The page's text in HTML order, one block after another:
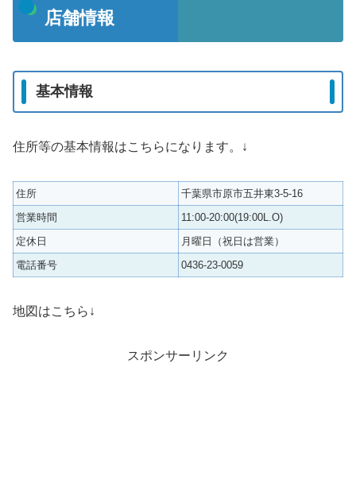
店舗情報
基本情報
住所等の基本情報はこちらになります。↓
住所
千葉県市原市五井東3-5-16
営業時間
11:00-20:00(19:00L.O)
定休日
月曜日（祝日は営業）
電話番号
0436-23-0059
地図はこちら↓
スポンサーリンク